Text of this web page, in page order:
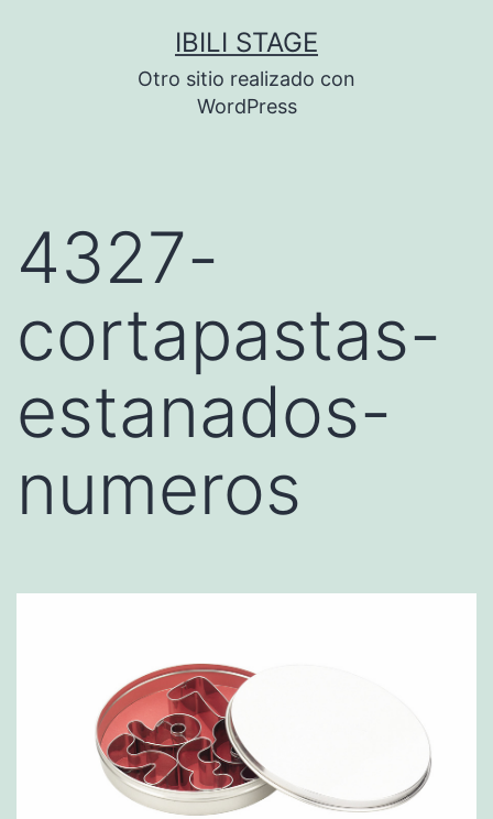
IBILI STAGE
Otro sitio realizado con
WordPress
4327-
cortapastas-
estanados-
numeros